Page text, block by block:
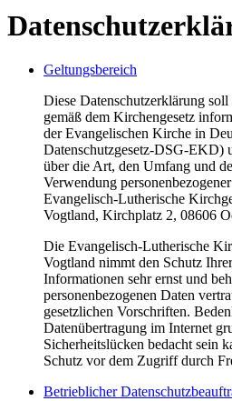
Geltungsbereich
Diese Datenschutzerklärung
gemäß dem Kirchengesetz
der Evangelischen Kirche in
Datenschutzgesetz-DSG-EKD)
über die Art, den Umfang und
Verwendung
Evangelisch-Lutherische
Vogtland, Kirchplatz 2, 08606
Die Evangelisch-Lutherische
Vogtland nimmt den Schutz
Informationen sehr ernst und
personenbezogenen Daten
gesetzlichen Vorschriften.
Datenübertragung im Internet
Sicherheitslücken bedacht sein
Schutz vor dem Zugriff durch
Betrieblicher